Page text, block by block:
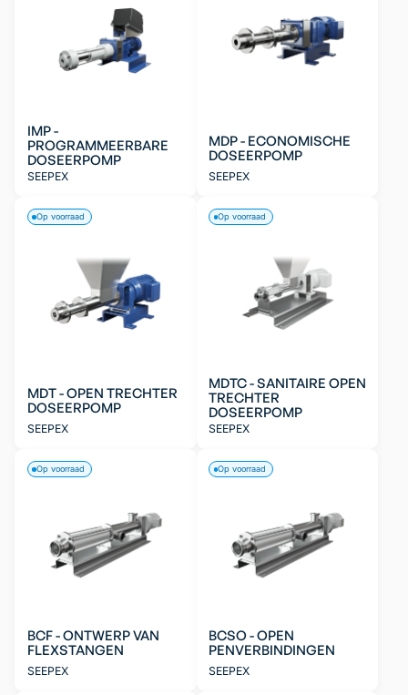
IMP -
PROGRAMMEERBARE
DOSEERPOMP
SEEPEX
MDP - ECONOMISCHE
DOSEERPOMP
SEEPEX
MDT - OPEN TRECHTER
DOSEERPOMP
SEEPEX
Op voorraad
MDTC - SANITAIRE OPEN
TRECHTER
DOSEERPOMP
SEEPEX
Op voorraad
BCF - ONTWERP VAN
FLEXSTANGEN
SEEPEX
Op voorraad
BCSO - OPEN
PENVERBINDINGEN
SEEPEX
Op voorraad